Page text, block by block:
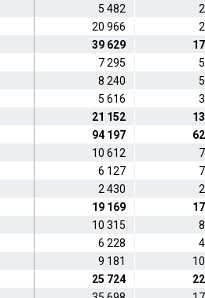
5 482
20 966
39 629
7 295
8 240
5 616
21 152
94 197
10 612
6 127
2 430
19 169
10 315
6 228
9 181
25 724